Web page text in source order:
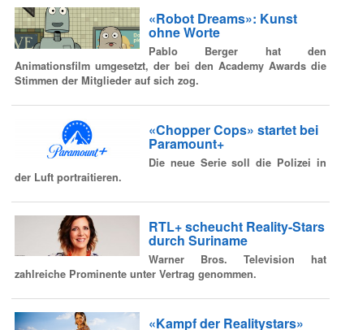
«Robot Dreams»: Kunst
ohne Worte
Pablo Berger hat den
Animationsfilm umgesetzt, der bei den Academy Awards die
Stimmen der Mitglieder auf sich zog.
«Chopper Cops» startet bei
Paramount+
Die neue Serie soll die Polizei in
der Luft portraitieren.
RTL+ scheucht Reality-Stars
durch Suriname
Warner Bros. Television hat
zahlreiche Prominente unter Vertrag genommen.
«Kampf der Realitystars»